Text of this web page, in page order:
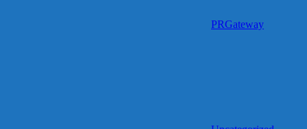
PRGateway